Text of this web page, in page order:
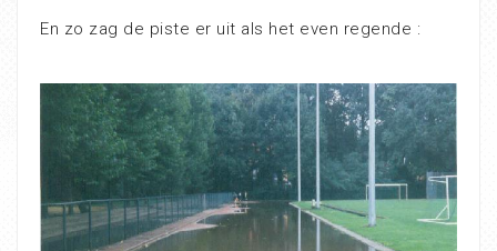
En zo zag de piste er uit als het even regende :